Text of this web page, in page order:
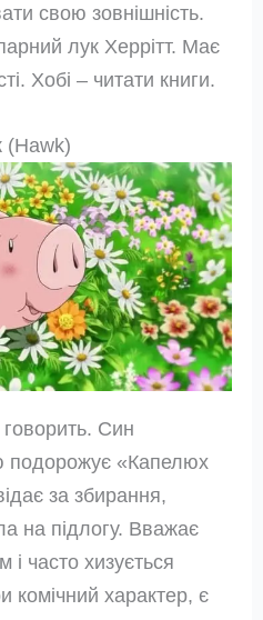
свою зовнішність.
лук Херрітт. Має
Хобі – читати книги.
(Hawk)
Син
подорожує «Капелюх
за збирання,
на підлогу. Вважає
і часто хизується
характер, є